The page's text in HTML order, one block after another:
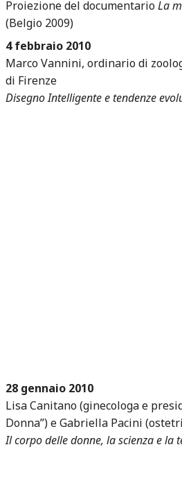
Proiezione del documentarioLa
(Belgio 2009)
4 febbraio 2010
Marco Vannini, ordinario di
di Firenze
Disegno Intelligente e tendenze
28 gennaio 2010
Lisa Canitano (ginecologa e
Donna”) e Gabriella Pacini
Il corpo delle donne, la scienza e la